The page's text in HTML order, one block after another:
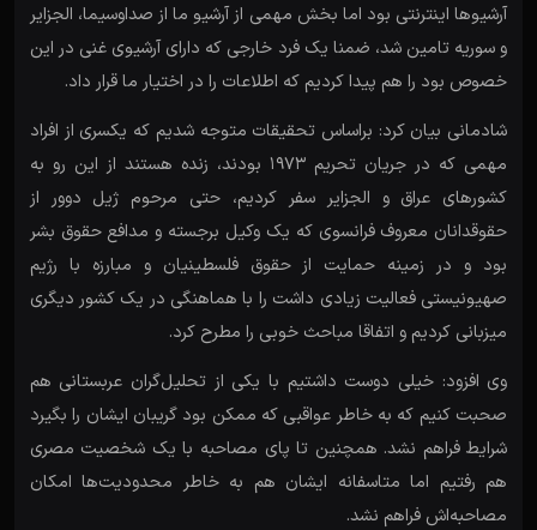
آرشیوها اینترنتی بود اما بخش مهمی از آرشیو ما از صداوسیما، الجزایر
و سوریه تامین شد، ضمنا یک فرد خارجی که دارای آرشیوی غنی در این
خصوص بود را هم پیدا کردیم که اطلاعات را در اختیار ما قرار داد.
شادمانی بیان کرد: براساس تحقیقات متوجه شدیم که یکسری از افراد
مهمی که در جریان تحریم ۱۹۷۳ بودند، زنده هستند از این رو به
کشورهای عراق و الجزایر سفر کردیم، حتی مرحوم ژیل دوور از
حقوقدانان معروف فرانسوی که یک وکیل برجسته و مدافع حقوق بشر
بود و در زمینه حمایت از حقوق فلسطینیان و مبارزه با رژیم
صهیونیستی فعالیت زیادی داشت را با هماهنگی در یک کشور دیگری
میزبانی کردیم و اتفاقا مباحث خوبی را مطرح کرد.
وی افزود: خیلی دوست داشتیم با یکی از تحلیل‌گران عربستانی هم
صحبت کنیم که به خاطر عواقبی که ممکن بود گریبان ایشان را بگیرد
شرایط فراهم نشد. همچنین تا پای مصاحبه با یک شخصیت مصری
هم رفتیم اما متاسفانه ایشان هم به خاطر محدودیت‌ها امکان
مصاحبه‌اش فراهم نشد.